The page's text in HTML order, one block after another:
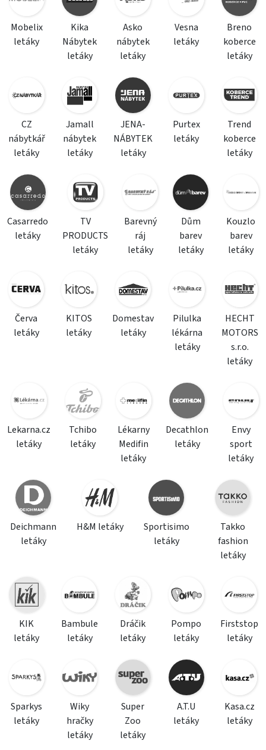
Mobelix
letáky
Kika
Nábytek
letáky
Asko
nábytek
letáky
Vesna
letáky
Breno
koberce
letáky
CZ
nábytkář
letáky
Jamall
nábytek
letáky
JENA-
NÁBYTEK
letáky
Purtex
letáky
Trend
koberce
letáky
Casarredo
letáky
TV
PRODUCTS
letáky
Barevný
ráj
letáky
Dům
barev
letáky
Kouzlo
barev
letáky
Červa
letáky
KITOS
letáky
Domestav
letáky
Pilulka
lékárna
letáky
HECHT
MOTORS
s.r.o.
letáky
Lekarna.cz
letáky
Tchibo
letáky
Lékarny
Medifin
letáky
Decathlon
letáky
Envy
sport
letáky
Deichmann
letáky
H&M letáky
Sportisimo
letáky
Takko
fashion
letáky
KIK
letáky
Bambule
letáky
Dráčik
letáky
Pompo
letáky
Firststop
letáky
Sparkys
letáky
Wiky
hračky
letáky
Super
Zoo
letáky
A.T.U
letáky
Kasa.cz
letáky